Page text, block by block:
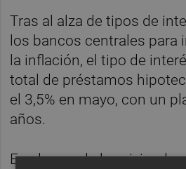
Tras al alza de tipos de
los bancos centrales para
la inflación, el tipo de
total de préstamos
el 3,5% en mayo, con un
años.
En el caso de las